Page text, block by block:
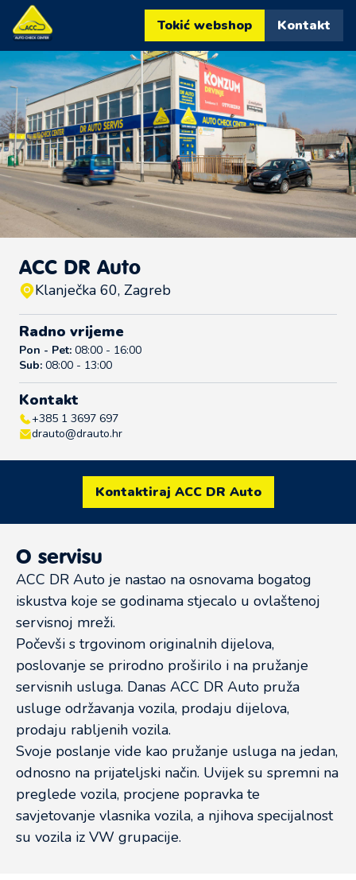
Tokić webshop Kontakt
ACC DR Auto
Klanječka 60, Zagreb
Radno vrijeme
Pon - Pet: 08:00 - 16:00
Sub: 08:00 - 13:00
Kontakt
+385 1 3697 697
drauto@drauto.hr
Kontaktiraj ACC DR Auto
O servisu
ACC DR Auto je nastao na osnovama bogatog
iskustva koje se godinama stjecalo u ovlaštenoj
servisnoj mreži.
Počevši s trgovinom originalnih dijelova,
poslovanje se prirodno proširilo i na pružanje
servisnih usluga. Danas ACC DR Auto pruža
usluge održavanja vozila, prodaju dijelova,
prodaju rabljenih vozila.
Svoje poslanje vide kao pružanje usluga na jedan,
odnosno na prijateljski način. Uvijek su spremni na
preglede vozila, procjene popravka te
savjetovanje vlasnika vozila, a njihova specijalnost
su vozila iz VW grupacije.